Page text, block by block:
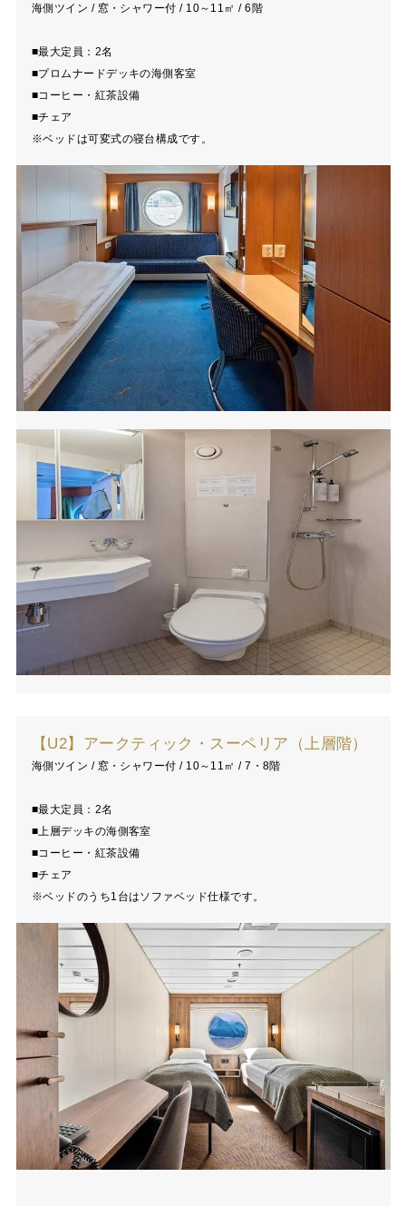
海側ツイン / 窓・シャワー付 / 10～11㎡ / 6階
■最大定員：2名
■プロムナードデッキの海側客室
■コーヒー・紅茶設備
■チェア
※ベッドは可変式の寝台構成です。
【U2】アークティック・スーペリア（上層階）
海側ツイン / 窓・シャワー付 / 10～11㎡ / 7・8階
■最大定員：2名
■上層デッキの海側客室
■コーヒー・紅茶設備
■チェア
※ベッドのうち1台はソファベッド仕様です。